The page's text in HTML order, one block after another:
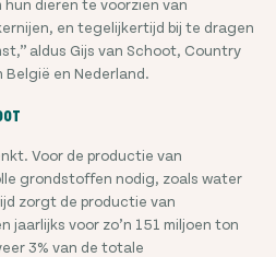
dieren te voorzien van
en tegelijkertijd bij te dragen
aldus Gijs van Schoot, Country
België en Nederland.
Voor de productie van
grondstoffen nodig, zoals water
zorgt de productie van
jaarlijks voor zo’n 151 miljoen ton
3% van de totale